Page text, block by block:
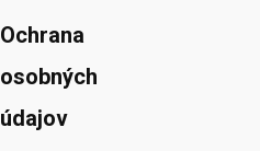
Ochrana
osobných
údajov